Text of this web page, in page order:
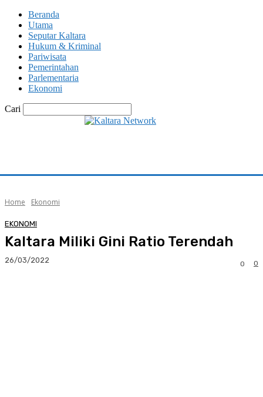
Beranda
Utama
Seputar Kaltara
Hukum & Kriminal
Pariwisata
Pemerintahan
Parlementaria
Ekonomi
Cari
Home Ekonomi
EKONOMI
Kaltara Miliki Gini Ratio Terendah
26/03/2022 0
0